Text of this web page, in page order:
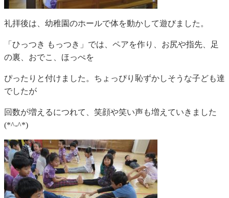
礼拝後は、幼稚園のホールで体を動かして遊びました。
「ひっつき もっつき」では、ペアを作り、お尻や指先、足
の裏、おでこ、ほっぺを
ぴったりと付けました。ちょっぴり恥ずかしそうな子ども達
でしたが
回数が増えるにつれて、笑顔や笑い声も増えていきました
(*^-^*)